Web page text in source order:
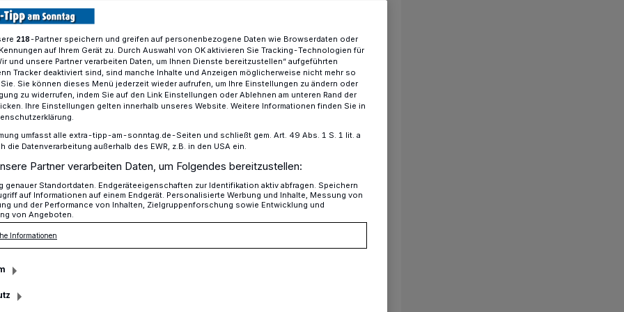
Racing Duisburg mit 2 zweiten Plätzen
Duisburg mit
– NLS Lauf 4 –
Nürburgring – Max Kruse Racing
– früher Ausfall für Peter Posavac
218-Partner speichern und greifen auf personenbezogene Daten wie Browserdaten oder
auf Ihrem Gerät zu. Durch Auswahl von OK aktivieren Sie Tracking-Technologien für
und unsere Partner verarbeiten Daten, um Ihnen Dienste bereitzustellen“ aufgeführten
Tracker deaktiviert sind, sind manche Inhalte und Anzeigen möglicherweise nicht mehr so
Sie können dieses Menü jederzeit wieder aufrufen, um Ihre Einstellungen zu ändern oder
zu widerrufen, indem Sie auf den Link Einstellungen oder Ablehnen am unteren Rand der
Ihre Einstellungen gelten innerhalb unseres Website. Weitere Informationen finden Sie in
umfasst alle extra-tipp-am-sonntag.de-Seiten und schließt gem. Art. 49 Abs. 1 S. 1 lit. a
die Datenverarbeitung außerhalb des EWR, z.B. in den USA ein.
Partner verarbeiten Daten, um Folgendes bereitzustellen:
genauer Standortdaten. Endgeräteeigenschaften zur Identifikation aktiv abfragen. Speichern
auf Informationen auf einem Endgerät. Personalisierte Werbung und Inhalte, Messung von
und der Performance von Inhalten, Zielgruppenforschung sowie Entwicklung und
von Angeboten.
Informationen